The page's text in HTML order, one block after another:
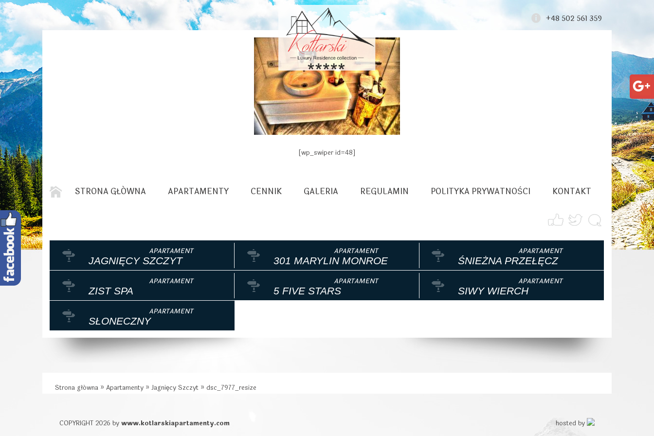
+48 502 561 359
[wp_swiper id=48]
STRONA GŁÓWNA APARTAMENTY CENNIK GALERIA REGULAMIN POLITYKA PRYWATNOŚCI KONTAKT
JAGNIĘCY SZCZYT 301 MARYLIN MONROE ŚNIEŻNA PRZEŁĘCZ
ZIST SPA 5 FIVE STARS SIWY WIERCH
SŁONECZNY
Strona główna » Apartamenty » Jagnięcy Szczyt » dsc_7977_resize
COPYRIGHT 2026 by www.kotlarskiapartamenty.com hosted by